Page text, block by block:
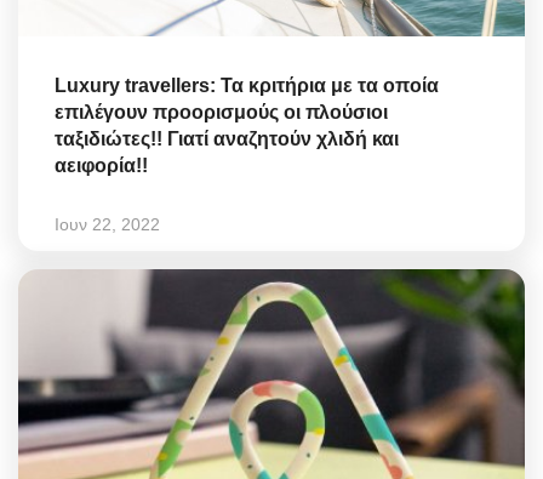
Luxury travellers: Τα κριτήρια με τα οποία
επιλέγουν προορισμούς οι πλούσιοι
ταξιδιώτες!! Γιατί αναζητούν χλιδή και
αειφορία!!
Ιουν 22, 2022